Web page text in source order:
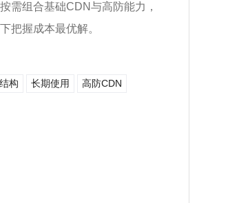
需组合基础CDN与高防能力，
把握成本最优解。
构 长期使用
高防CDN